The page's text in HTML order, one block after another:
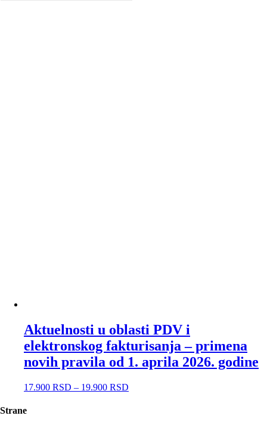
Aktuelnosti u oblasti PDV i
elektronskog fakturisanja – primena
novih pravila od 1. aprila 2026. godine
17.900 RSD – 19.900 RSD
Strane